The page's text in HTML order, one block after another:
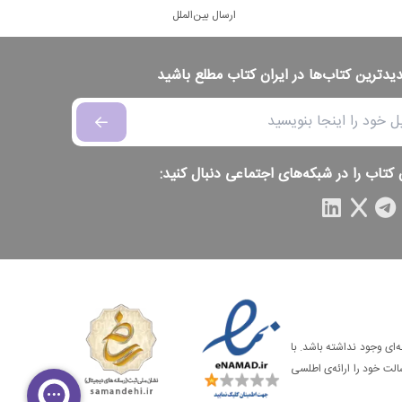
ارسال بین‌الملل
کتاب‌ها در ایران کتاب مطلع باشید
کتاب را در شبکه‌های اجتماعی دنبال کنید:
وجود نداشته باشد. با
خود را ارائه‌ی اطلسی